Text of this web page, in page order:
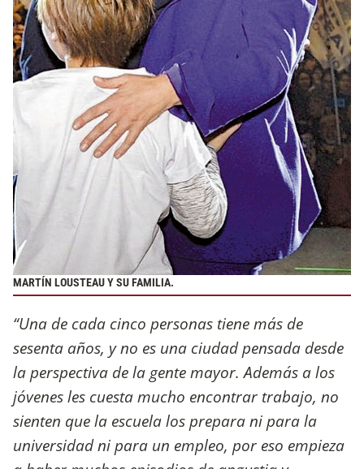
MARTÍN LOUSTEAU Y SU FAMILIA.
“Una de cada cinco personas tiene más de
sesenta años, y no es una ciudad pensada desde
la perspectiva de la gente mayor. Además a los
jóvenes les cuesta mucho encontrar trabajo, no
sienten que la escuela los prepara ni para la
universidad ni para un empleo, por eso empieza